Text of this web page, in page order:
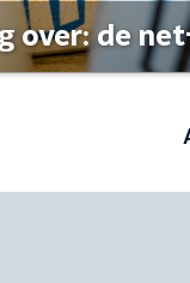
over: de